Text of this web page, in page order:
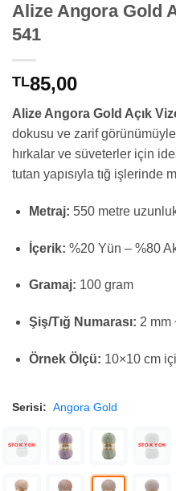
Alize Angora Gold
541
TL85,00
Alize Angora Gold Açık
dokusu ve zarif
hırkalar ve süveterler için
tutan yapısıyla tığ işlerinde
Metraj: 550 metre
İçerik: %20 Yün – %80
Gramaj: 100 gram
Şiş/Tığ Numarası: 2 mm
Örnek Ölçü: 10×10 cm
Serisi: Angora Gold
STOK YOK STOK YOK